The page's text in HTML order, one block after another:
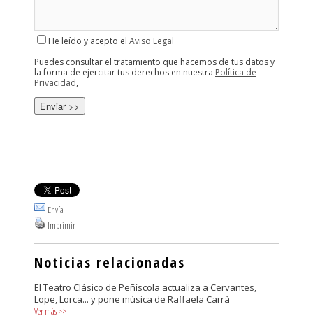
He leído y acepto el Aviso Legal
Puedes consultar el tratamiento que hacemos de tus datos y
la forma de ejercitar tus derechos en nuestra Política de
Privacidad,
Envía
Imprimir
Noticias relacionadas
El Teatro Clásico de Peñíscola actualiza a Cervantes,
Lope, Lorca... y pone música de Raffaela Carrà
Ver más>>